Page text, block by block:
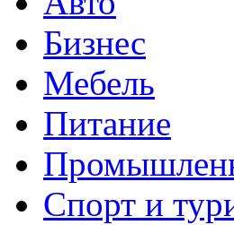
Бизнес
Мебель
Питание
Спорт и